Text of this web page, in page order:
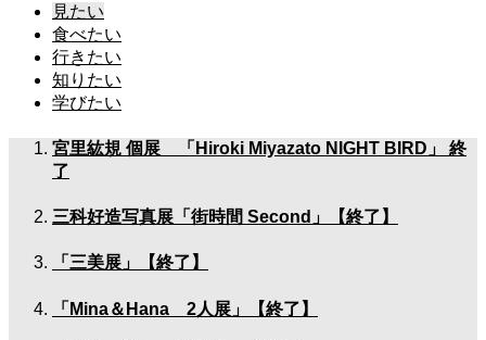
見たい
食べたい
行きたい
知りたい
学びたい
宮里紘規 個展 「Hiroki Miyazato NIGHT BIRD」 終
了
三科好造写真展「街時間 Second」【終了】
「三美展」【終了】
「Mina＆Hana 2人展」【終了】